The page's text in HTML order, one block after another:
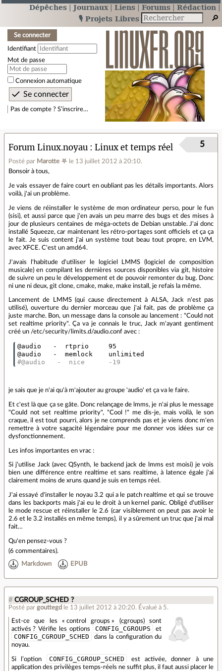
Dépêches Journaux Liens Forums
Rédaction
🎙️ Projets Libres
Se connecter
Identifiant
Mot de passe
Connexion automatique
Pas de compte ? S’inscrire…
Forum Linux.noyau Linux et temps réel
Posté par Marotte ⛧ le 13 juillet 2012 à 20:10.
5
Bonsoir à tous,
Je vais essayer de faire court en oubliant pas les détails importants. Alors
voilà, j'ai un problème.
Je viens de réinstaller le système de mon ordinateur perso, pour le fun
(sisi), et aussi parce que j'en avais un peu marre des bugs et des mises à
jour de plusieurs centaines de méga-octets de Debian unstable. J'ai donc
installé Squeeze, car maintenant les rétro-portages sont officiels et ça ça
le fait. Je suis content j'ai un système tout beau tout propre, en LVM,
avec XFCE. C'est un amd64.
J'avais l'habitude d'utiliser le logiciel LMMS (logiciel de composition
musicale) en compilant les dernières sources disponibles via git, histoire
de suivre un peu le développement et de pouvoir remonter du bug. Donc
ni une ni deux, git clone, cmake, make, make install, je refais la même.
Lancement de LMMS (qui cause directement à ALSA, Jack n'est pas
utilisé), ouverture du dernier morceau que j'ai fait, pas de problème ça
juste marche. Bon, un message dans la console au lancement : "Could not
set realtime priority". Ça va je connais le truc, Jack m'ayant gentiment
créé un /etc/security/limits.d/audio.conf avec :
@audio   -  rtprio     95
#@audio   -  nice      -19
je sais que je n'ai qu'à m'ajouter au groupe 'audio' et ça va le faire.
Et c'est là que ça se gâte. Donc relançage de lmms, je n'ai plus le message
"Could not set realtime priority", "Cool !" me dis-je, mais voilà, le son
craque, il est tout pourri, alors je ne comprends pas et je viens donc m'en
remettre à votre sagacité légendaire pour me donner vos idées sur ce
dysfonctionnement.
Les infos importantes en vrac :
Si j'utilise Jack (avec QSynth, le backend jack de lmms est moisi) je vois
bien une différence entre realtime et sans realtime, à latence égale j'ai
clairement moins de xruns quand je suis en temps réel.
J'ai essayé d'installer le noyau 3.2 qui a le patch realtime et qui se trouve
dans les backports mais j'ai eu le droit à un kernel panic. Obligé d'utiliser
le mode rescue et réinstaller le 2.6 (car visiblement on peut pas avoir le
2.6 et le 3.2 installés en même temps), il y a sûrement un truc que j'ai mal
fait…
Qu'en pensez-vous ?
(6 commentaires).
Markdown EPUB
# CGROUP_SCHED ?
Posté par gouttegd le 13 juillet 2012 à 20:20. Évalué à 5.
Est-ce que les « control groups » (cgroups) sont
activés ? Vérifie les options
CONFIG_CGROUPS et
CONFIG_CGROUP_SCHED
dans la configuration du
noyau.
Si l’option CONFIG_CGROUP_SCHED
est activée, donner à une
application des privilèges temps-réels ne suffit plus, il faut aussi placer le